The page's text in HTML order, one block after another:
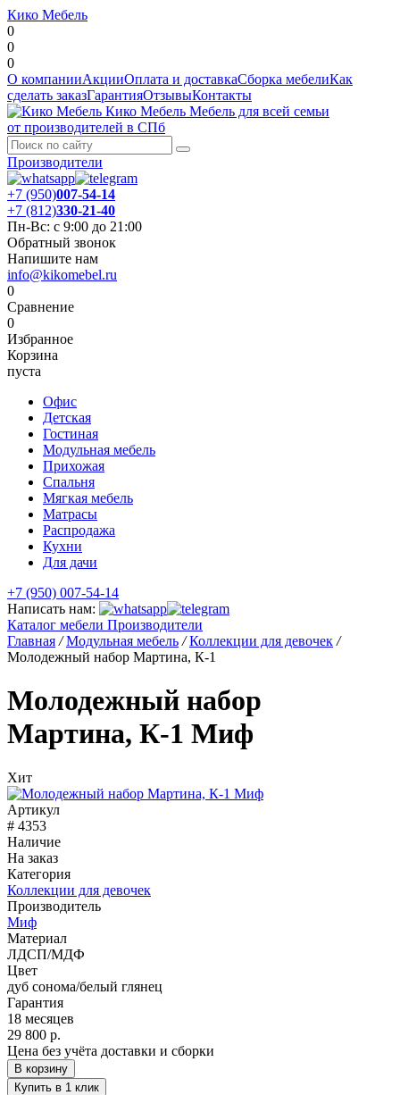
Кико Мебель
0
0
0
О компанииАкцииОплата и доставкаСборка мебелиКак
сделать заказГарантияОтзывыКонтакты
Кико Мебель Мебель для всей семьи
от производителей в СПб
Производители
+7 (950)007-54-14
+7 (812)330-21-40
Пн-Вс: с 9:00 до 21:00
Обратный звонок
Напишите нам
info@kikomebel.ru
0
Сравнение
0
Избранное
Корзина
пуста
Офис
Детская
Гостиная
Модульная мебель
Прихожая
Спальня
Мягкая мебель
Матрасы
Распродажа
Кухни
Для дачи
+7 (950) 007-54-14
Написать нам:
Каталог мебели Производители
Главная / Модульная мебель / Коллекции для девочек /
Молодежный набор Мартина, К-1
Молодежный набор
Мартина, К-1 Миф
Хит
Артикул
# 4353
Наличие
На заказ
Категория
Коллекции для девочек
Производитель
Миф
Материал
ЛДСП/МДФ
Цвет
дуб сонома/белый глянец
Гарантия
18 месяцев
29 800 р.
Цена без учёта доставки и сборки
В корзину
Купить в 1 клик